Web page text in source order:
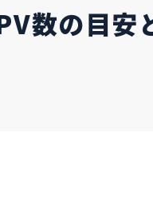
数の目安